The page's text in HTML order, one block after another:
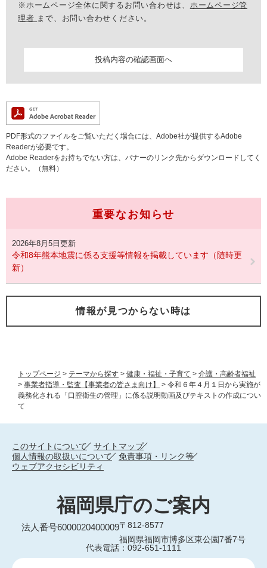
トップページ > テーマから探す > 健康・福祉・子育て > 介護・高齢者福祉
> 事業者指導・監査【事業者の皆さま向け】 > 令和６年４月１日から実施が
義務化される「口腔衛生の管理」に係る説明動画及びテキストの作成につい
て
※ホームページ全体に関するお問い合わせは、 ホームページ管
理者 まで、お問い合わせください。
PDF形式のファイルをご覧いただく場合には、Adobe社が提供するAdobe
Readerが必要です。
Adobe Readerをお持ちでない方は、バナーのリンク先からダウンロードしてく
ださい。（無料）
重要なお知らせ
2026年8月5日更新
令和8年熊本地震に係る支援等情報を掲載しています（随時更
新）
情報が見つからない時は
このサイトについて
サイトマップ
個人情報の取扱いについて
免責事項・リンク等
ウェブアクセシビリティ
福岡県庁のご案内
法人番号6000020400009〒812-8577
福岡県福岡市博多区東公園7番7号
代表電話：092-651-1111